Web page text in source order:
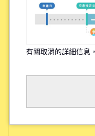
Share House內的
物件設備的新舊程
有關取消的詳細信息